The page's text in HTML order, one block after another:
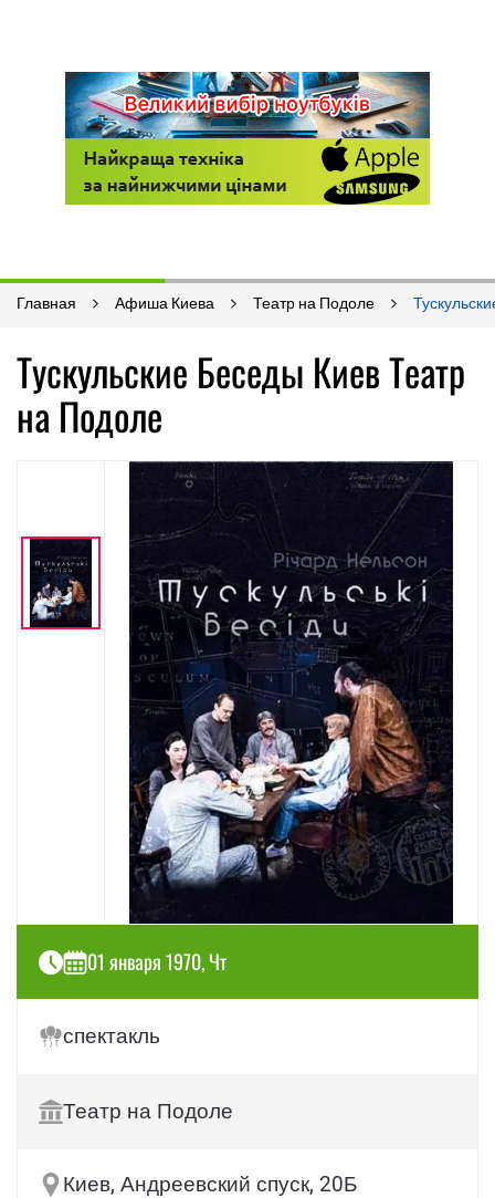
Главная Афиша Киева Театр на Подоле
Тускульские Беседы Киев Театр
на Подоле
01 января 1970, Чт
спектакль
Театр на Подоле
Киев, Андреевский спуск, 20Б